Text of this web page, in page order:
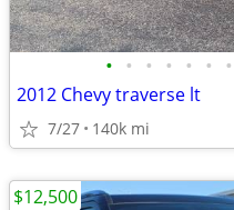
• • • • • • •
2012 Chevy traverse lt
7/27 140k mi
$12,500